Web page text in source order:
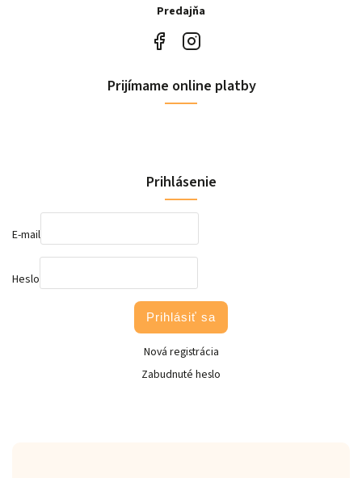
Predajňa
Prijímame online platby
Prihlásenie
E-mail
Heslo
Prihlásiť sa
Nová registrácia
Zabudnuté heslo